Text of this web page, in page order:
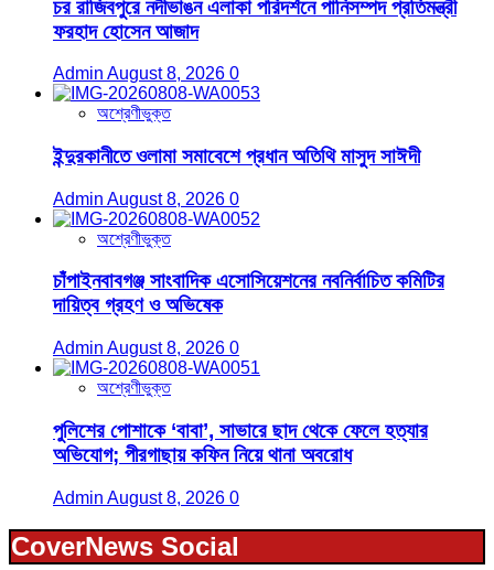
চর রাজিবপুরে নদীভাঙন এলাকা পরিদর্শনে পানিসম্পদ প্রতিমন্ত্রী
ফরহাদ হোসেন আজাদ
Admin August 8, 2026 0
অশ্রেণীভুক্ত
ইন্দুরকানীতে ওলামা সমাবেশে প্রধান অতিথি মাসুদ সাঈদী
Admin August 8, 2026 0
অশ্রেণীভুক্ত
চাঁপাইনবাবগঞ্জ সাংবাদিক এসোসিয়েশনের নবনির্বাচিত কমিটির
দায়িত্ব গ্রহণ ও অভিষেক
Admin August 8, 2026 0
অশ্রেণীভুক্ত
পুলিশের পোশাকে ‘বাবা’, সাভারে ছাদ থেকে ফেলে হত্যার
অভিযোগ; পীরগাছায় কফিন নিয়ে থানা অবরোধ
Admin August 8, 2026 0
CoverNews Social